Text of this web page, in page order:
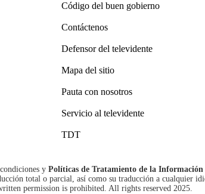
Código del buen gobierno
Contáctenos
Defensor del televidente
Mapa del sitio
Pauta con nosotros
Servicio al televidente
TDT
y Políticas de Tratamiento de la Información
total o parcial, así como su traducción a cualquier
permission is prohibited. All rights reserved 2025.